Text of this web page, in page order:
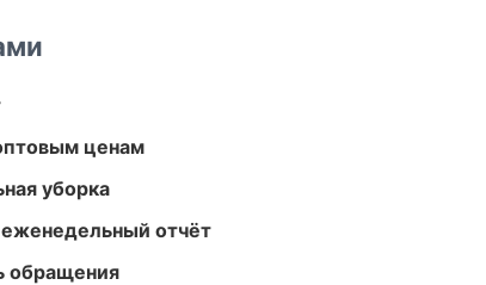
ценам
уборка
отчёт
обращения